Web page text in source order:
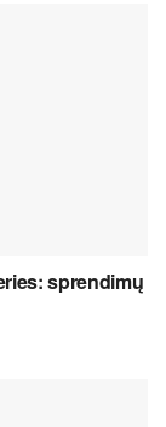
sprendimų